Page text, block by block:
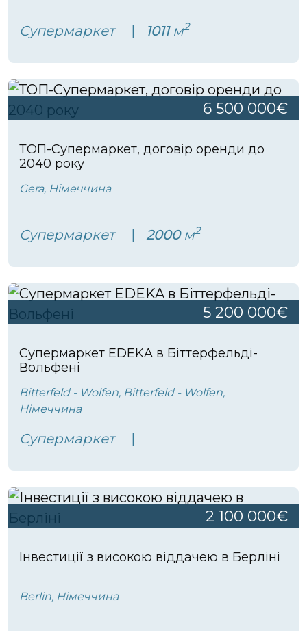
Супермаркет 1011м2
6 500 000€
ТОП-Супермаркет, договір оренди до
2040 року
Gera, Німеччина
Супермаркет 2000м2
5 200 000€
Супермаркет EDEKA в Біттерфельді-
Вольфені
Bitterfeld - Wolfen, Bitterfeld - Wolfen,
Німеччина
Супермаркет
2 100 000€
Інвестиції з високою віддачею в Берліні
Berlin, Німеччина